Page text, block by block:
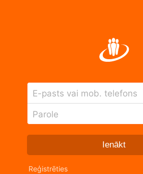
E-pasts vai mob. telefons
Parole
Ienākt
Reģistrēties